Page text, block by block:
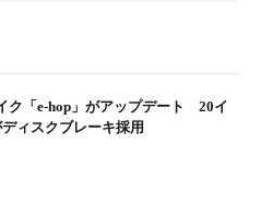
ります。
ク「e-hop」がアップデート 20イ
ィスクブレーキ採用